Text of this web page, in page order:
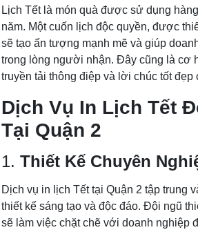
Lịch Tết là món quà được sử dụng
năm. Một cuốn lịch độc quyền, được
sẽ tạo ấn tượng mạnh mẽ và giúp
trong lòng người nhận. Đây cũng là cơ
truyền tải thông điệp và lời chúc tốt đẹp
Dịch Vụ In Lịch Tết
Tại Quận 2
1. Thiết Kế Chuyên
Dịch vụ in lịch Tết tại Quận 2 tập trung
thiết kế sáng tạo và độc đáo. Đội ngũ
sẽ làm việc chặt chẽ với doanh nghiệp